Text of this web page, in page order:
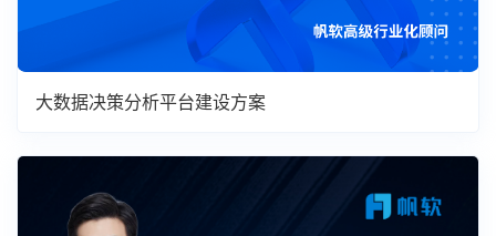
大数据决策分析平台建设方案